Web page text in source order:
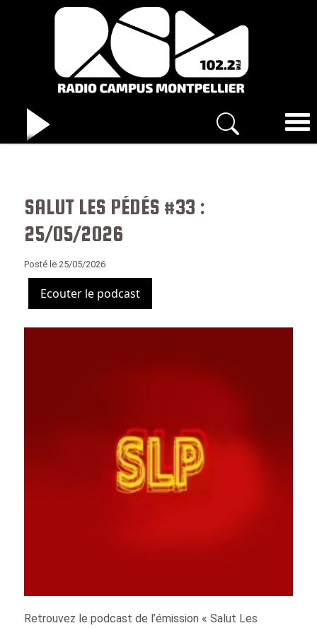
SALUT LES PÉDÉS #33 :
25/05/2026
Posté le 25/05/2026
Ecouter le podcast
Retrouvez le podcast de l’émission « Salut Les